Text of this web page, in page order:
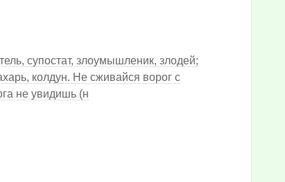
супостат, злоумышленик, злодей;
колдун. Не сживайся ворог с
не увидишь (н